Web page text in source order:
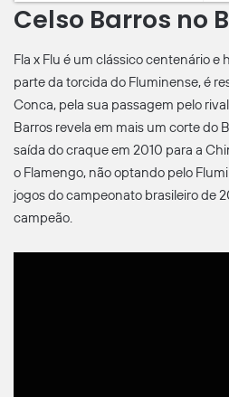
Fora do jogo
Médio Central
Jogos (6/20) Golos (1)
Allan
Jogos (10/20)
Joaquin Correa Segundo
Celso Barros no
Fla x Flu é um clássico centenário e
parte da torcida do Fluminense, é
Conca, pela sua passagem pelo
Barros revela em mais um corte do
saída do craque em 2010 para a
o Flamengo, não optando pelo
jogos do campeonato brasileiro de
campeão.